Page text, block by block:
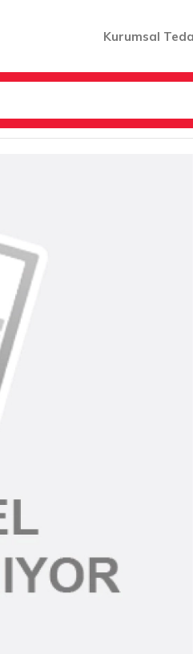
Kurumsal
ÇÖZ&TUZRUHU/DOA KİREÇ